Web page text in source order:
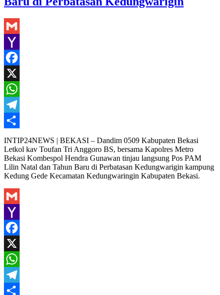
Gmail
Yahoo
Mail
Facebook
X
WhatsApp
Telegram
Share
INTIP24NEWS | BEKASI – Dandim 0509 Kabupaten Bekasi
Letkol kav Toufan Tri Anggoro BS, bersama Kapolres Metro
Bekasi Kombespol Hendra Gunawan tinjau langsung Pos PAM
Lilin Natal dan Tahun Baru di Perbatasan Kedungwarigin kampung
Kedung Gede Kecamatan Kedungwaringin Kabupaten Bekasi.
Gmail
Yahoo
Mail
Facebook
X
WhatsApp
Telegram